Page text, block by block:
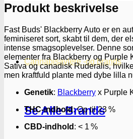
Cannabisavlere -og brands
Se Alle Brands
Produkt beskrivelse
Fast Buds' Blackberry Auto er en
feminiseret sort, skabt til dem, der
intense smagsoplevelser. Denne
elementer fra Blackberry og Purple
Sativa og canadisk Ruderalis,
men kraftfuld plante med dybe lilla
Genetik: Blackberry x Purple
THC-indhold:Op til 23 %
CBD-indhold : < 1 %